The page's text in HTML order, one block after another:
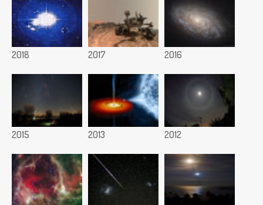
2018 2017 2016
2015 2013 2012